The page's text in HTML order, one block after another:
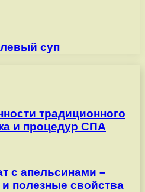
суп
традиционного
и процедур СПА
с апельсинами –
полезные свойства